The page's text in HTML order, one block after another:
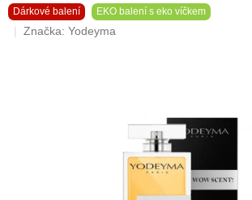
Dárkové balení EKO balení s eko víčkem
Značka: Yodeyma